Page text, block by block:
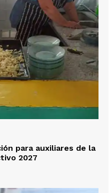
para auxiliares de la
2027